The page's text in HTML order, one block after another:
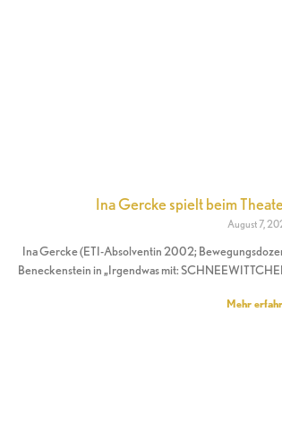
Ina Gercke spielt beim
August 7,
Ina Gercke (ETI-Absolventin 2002;
Beneckenstein in „Irgendwas mit:
Mehr